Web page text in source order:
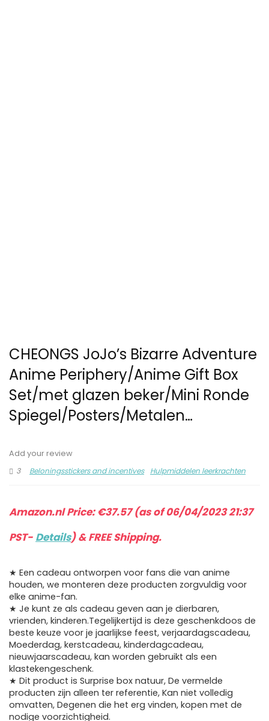
CHEONGS JoJo’s Bizarre Adventure
Anime Periphery/Anime Gift Box
Set/met glazen beker/Mini Ronde
Spiegel/Posters/Metalen…
Add your review
3
Beloningsstickers and incentives Hulpmiddelen leerkrachten
Amazon.nl Price:€37.57(as of 06/04/2023 21:37
PST- Details)&FREE Shipping.
★ Een cadeau ontworpen voor fans die van anime
houden, we monteren deze producten zorgvuldig voor
elke anime-fan.
★ Je kunt ze als cadeau geven aan je dierbaren,
vrienden, kinderen.Tegelijkertijd is deze geschenkdoos de
beste keuze voor je jaarlijkse feest, verjaardagscadeau,
Moederdag, kerstcadeau, kinderdagcadeau,
nieuwjaarscadeau, kan worden gebruikt als een
klastekengeschenk.
★ Dit product is Surprise box natuur, De vermelde
producten zijn alleen ter referentie, Kan niet volledig
omvatten, Degenen die het erg vinden, kopen met de
nodige voorzichtigheid.